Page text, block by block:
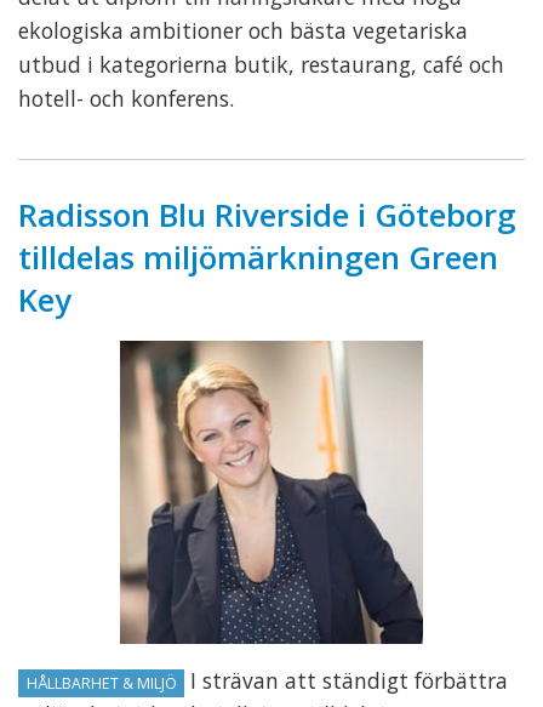
ekologiska ambitioner och bästa vegetariska
utbud i kategorierna butik, restaurang, café och
hotell- och konferens.
Radisson Blu Riverside i Göteborg
tilldelas miljömärkningen Green
Key
HÅLLBARHET & MILJÖ
I strävan att ständigt förbättra